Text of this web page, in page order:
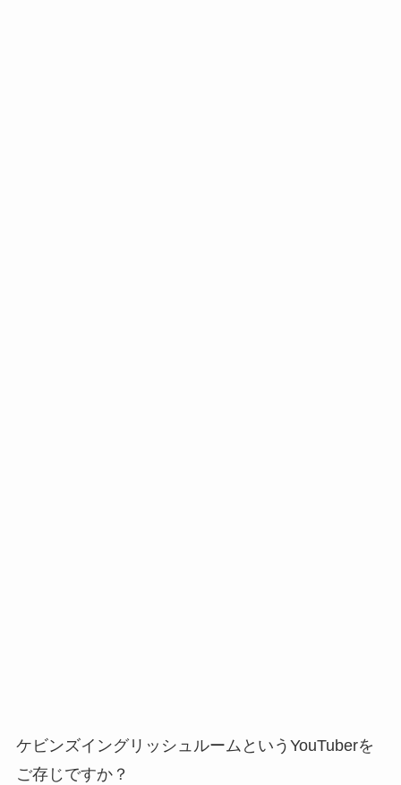
ケビンズイングリッシュルームというYouTuberを
ご存じですか？